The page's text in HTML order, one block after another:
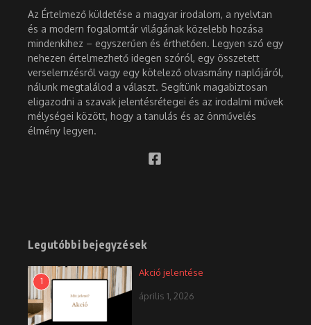
Az Értelmező küldetése a magyar irodalom, a nyelvtan
és a modern fogalomtár világának közelebb hozása
mindenkihez – egyszerűen és érthetően. Legyen szó egy
nehezen értelmezhető idegen szóról, egy összetett
verselemzésről vagy egy kötelező olvasmány naplójáról,
nálunk megtalálod a választ. Segítünk magabiztosan
eligazodni a szavak jelentésrétegei és az irodalmi művek
mélységei között, hogy a tanulás és az önművelés
élmény legyen.
Legutóbbi bejegyzések
1
Akció jelentése
április 1, 2026